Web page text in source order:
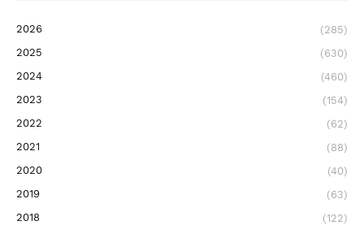
2026
(285)
2025
(630)
2024
(460)
2023
(154)
2022
(62)
2021
(88)
2020
(40)
2019
(63)
2018
(122)